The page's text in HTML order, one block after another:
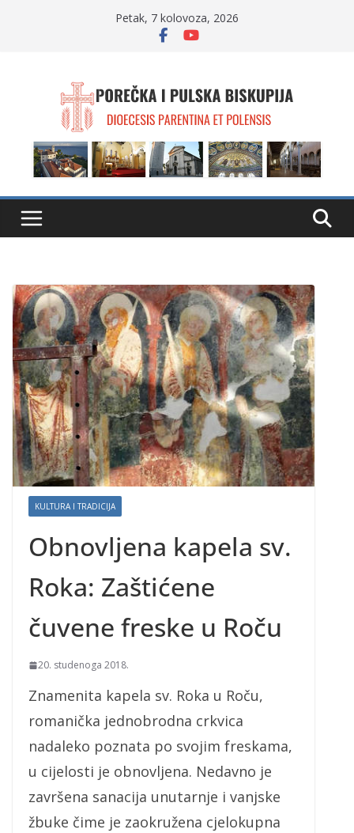
Petak, 7 kolovoza, 2026
KULTURA I TRADICIJA
Obnovljena kapela sv.
Roka: Zaštićene
čuvene freske u Roču
20. studenoga 2018.
Znamenita kapela sv. Roka u Roču,
romanička jednobrodna crkvica
nadaleko poznata po svojim freskama,
u cijelosti je obnovljena. Nedavno je
završena sanacija unutarnje i vanjske
žbuke čime je zaokružena cjelokupna